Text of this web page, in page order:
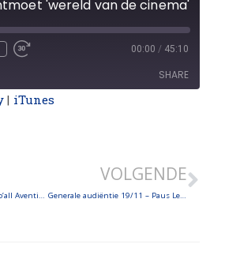
00:00 / 45:10
SHARE
| iTunes
VOLGENDE
Generale audiëntie 19/11 – Paus Leo XIV bezoekt Assisi, bidt bij het graf van de heilige Franciscus en spreekt Italiaanse bisschoppen toe